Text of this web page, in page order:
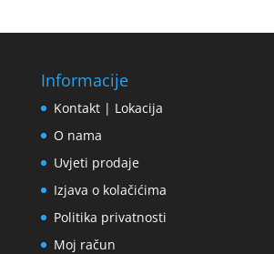
Informacije
Kontakt | Lokacija
O nama
Uvjeti prodaje
Izjava o kolačićima
Politika privatnosti
Moj račun